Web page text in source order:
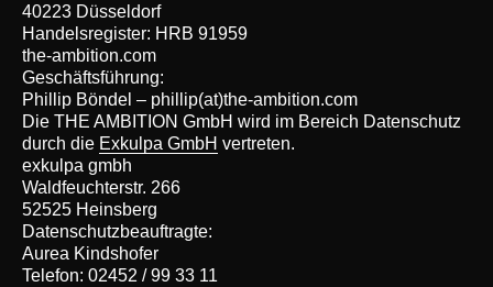
40223 Düsseldorf
Handelsregister: HRB 91959
the-ambition.com
Geschäftsführung:
Phillip Böndel – phillip(at)the-ambition.com
Die THE AMBITION GmbH wird im Bereich Datenschutz
durch die Exkulpa GmbH vertreten.
exkulpa gmbh
Waldfeuchterstr. 266
52525 Heinsberg
Datenschutzbeauftragte:
Aurea Kindshofer
Telefon: 02452 / 99 33 11